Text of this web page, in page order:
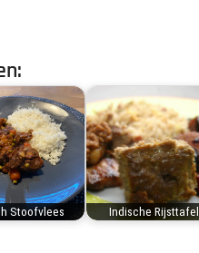
Stoofvlees Indische Rijsttafel